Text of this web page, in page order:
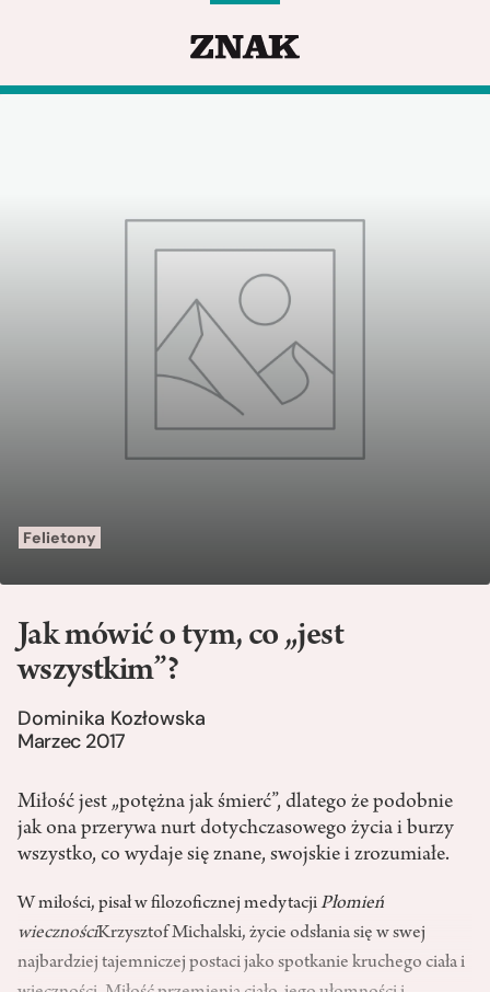
Felietony
Jak mówić o tym, co „jest
wszystkim”?
Dominika Kozłowska
Marzec 2017
Miłość jest „potężna jak śmierć”, dlatego że podobnie
jak ona przerywa nurt dotychczasowego życia i burzy
wszystko, co wydaje się znane, swojskie i zrozumiałe.
W miłości, pisał w filozoficznej medytacjiPłomień
wiecznościKrzysztof Michalski, życie odsłania się w swej
najbardziej tajemniczej postaci jako spotkanie kruchego ciała i